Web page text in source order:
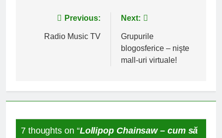
NavigarePrevious:
Radio Music TV
Next:
Grupurile
blogosferice – nişte
mall-uri virtuale!
7 thoughts on “Lollipop Chainsaw – cum să